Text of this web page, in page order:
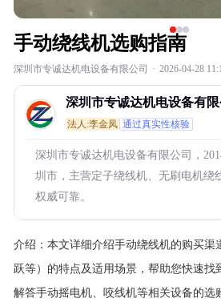
手动绕线机选购指南
深圳市专诚达机电设备有限公司 · 2026-04-28
深圳市专诚达机电设备有限
法人:李金凤 通过真实性核验
深圳市专诚达机电设备有限公司，
圳市，主营定子绕线机、无刷电机绕
权威可靠。
介绍： 本文详细介绍手动绕线机的购买渠
跃等）的特点及适用场景，帮助您快速找
解答手动摇电机、咬线机等相关设备的选